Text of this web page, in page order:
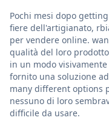
Pochi mesi dopo
fiere dell'artigianato,
per vendere online.
qualità del loro
in un modo
fornito una soluzione
many different options
nessuno di loro
difficile da usare.